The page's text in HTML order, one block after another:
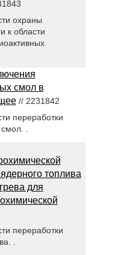
охраны
к области
смол в
// 2231842
переработки
.
топлива
для
переработки
.